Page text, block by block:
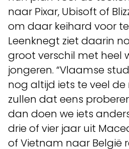
naar Pixar, Ubisoft of
om daar keihard voor te
Leenknegt ziet daarin
groot verschil met heel
jongeren. “Vlaamse
nog altijd iets te veel de
zullen dat eens
dan doen we iets
drie of vier jaar uit
of Vietnam naar België